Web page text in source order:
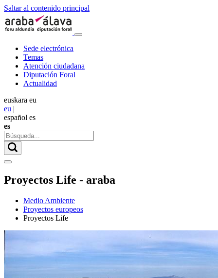
Saltar al contenido principal
Sede electrónica
Temas
Atención ciudadana
Diputación Foral
Actualidad
euskara eu
eu |
español es
es
Proyectos Life - araba
Medio Ambiente
Proyectos europeos
Proyectos Life